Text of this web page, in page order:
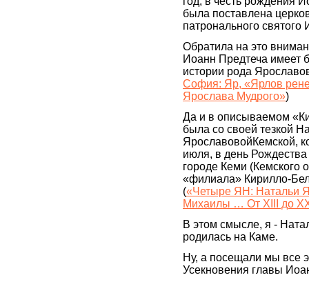
была поставлена
патронального святого
Обратила на это
Иоанн Предтеча имеет
истории рода
София: Яр, «Ярлов
Ярослава Мудрого»)
Да и в описываемом
была со своей тезкой
ЯрославовойКемской,
июля, в день
городе Кеми (Кемского
«филиала» Кирилло-
(«Четыре ЯН: Натальи
Михаилы … От XIII до
В этом смысле, я -
родилась на Каме.
Ну, а посещали мы все
Усекновения главы